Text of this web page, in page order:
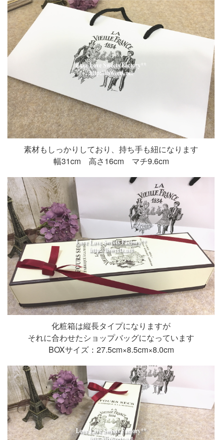
素材もしっかりしており、持ち手も紐になります
幅31cm 高さ16cm マチ9.6cm
化粧箱は縦長タイプになりますが
それに合わせたショップバッグになっています
BOXサイズ：27.5cm×8.5cm×8.0cm